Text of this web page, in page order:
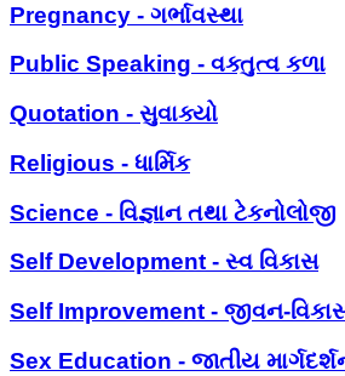
Pregnancy - ગર્ભાવસ્થા
Public Speaking - વક્તુત્વ કળા
Quotation - સુવાક્યો
Religious - ધાર્મિક
Science - વિજ્ઞાન તથા ટેકનોલોજી
Self Development - સ્વ વિકાસ
Self Improvement - જીવન-
Sex Education - જાતીય